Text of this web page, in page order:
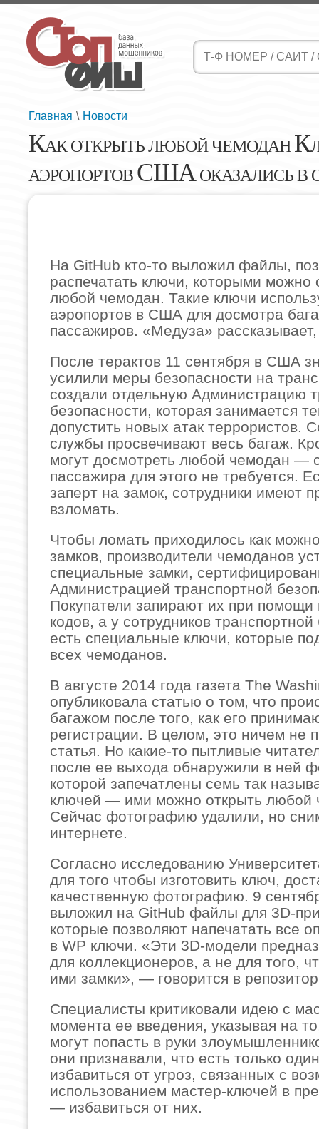
Главная \ Новости
КАК ОТКРЫТЬ ЛЮБОЙ ЧЕМОДАНК
АЭРОПОРТОВСШАОКАЗАЛИСЬ В
На GitHub кто-то выложил файлы,
распечатать ключи, которыми можно
любой чемодан. Такие ключи
аэропортов в США для досмотра
пассажиров. «Медуза»
После терактов 11 сентября в США
усилили меры безопасности на
создали отдельную Администрацию
безопасности, которая занимается
допустить новых атак террористов.
службы просвечивают весь багаж.
могут досмотреть любой чемодан —
пассажира для этого не требуется.
заперт на замок, сотрудники имеют
взломать.
Чтобы ломать приходилось как
замков, производители чемоданов
специальные замки,
Администрацией транспортной
Покупатели запирают их при
кодов, а у сотрудников транспортной
есть специальные ключи, которые
всех чемоданов.
В августе 2014 года газета The
опубликовала статью о том, что
багажом после того, как его
регистрации. В целом, это ничем не
статья. Но какие-то пытливые
после ее выхода обнаружили в ней
которой запечатлены семь так
ключей — ими можно открыть любой
Сейчас фотографию удалили, но
интернете.
Согласно исследованию
для того чтобы изготовить ключ,
качественную фотографию. 9
выложил на GitHub файлы для 3D-
которые позволяют напечатать все
в WP ключи. «Эти 3D-модели
для коллекционеров, а не для того,
ими замки», — говорится в
Специалисты критиковали идею с
момента ее введения, указывая на
могут попасть в руки
они признавали, что есть только
избавиться от угроз, связанных с
использованием мастер-ключей в
— избавиться от них.